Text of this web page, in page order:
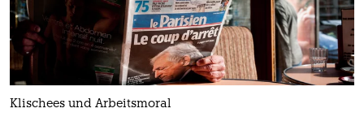
Klischees und Arbeitsmoral